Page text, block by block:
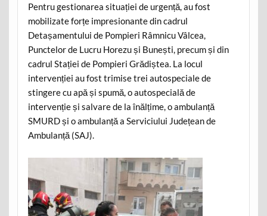
Pentru gestionarea situației de urgență, au fost
mobilizate forțe impresionante din cadrul
Detașamentului de Pompieri Râmnicu Vâlcea,
Punctelor de Lucru Horezu și Bunești, precum și din
cadrul Stației de Pompieri Grădiștea. La locul
intervenției au fost trimise trei autospeciale de
stingere cu apă și spumă, o autospecială de
intervenție și salvare de la înălțime, o ambulanță
SMURD și o ambulanță a Serviciului Județean de
Ambulanță (SAJ).